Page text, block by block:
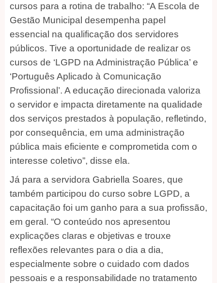
cursos para a rotina de trabalho: “A Escola de
Gestão Municipal desempenha papel
essencial na qualificação dos servidores
públicos. Tive a oportunidade de realizar os
cursos de ‘LGPD na Administração Pública’ e
‘Português Aplicado à Comunicação
Profissional’. A educação direcionada valoriza
o servidor e impacta diretamente na qualidade
dos serviços prestados à população, refletindo,
por consequência, em uma administração
pública mais eficiente e comprometida com o
interesse coletivo”, disse ela.
Já para a servidora Gabriella Soares, que
também participou do curso sobre LGPD, a
capacitação foi um ganho para a sua profissão,
em geral. “O conteúdo nos apresentou
explicações claras e objetivas e trouxe
reflexões relevantes para o dia a dia,
especialmente sobre o cuidado com dados
pessoais e a responsabilidade no tratamento